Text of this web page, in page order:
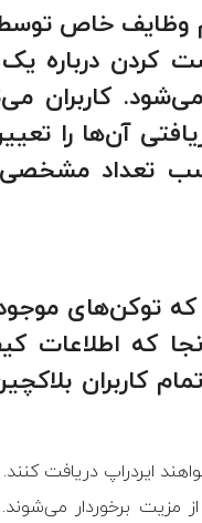
وظایف خاص توسط
کردن درباره
کاربران
آن‌ها را
تعداد مشخصی
توکن‌های
که اطلاعات
کاربران
ایردراپ دریافت کنند.
مزیت برخوردار می‌شوند.